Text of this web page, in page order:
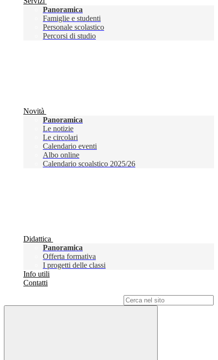
Panoramica
Famiglie e studenti
Personale scolastico
Percorsi di studio
Novità
Panoramica
Le notizie
Le circolari
Calendario eventi
Albo online
Calendario scoalstico 2025/26
Didattica
Panoramica
Offerta formativa
I progetti delle classi
Info utili
Contatti